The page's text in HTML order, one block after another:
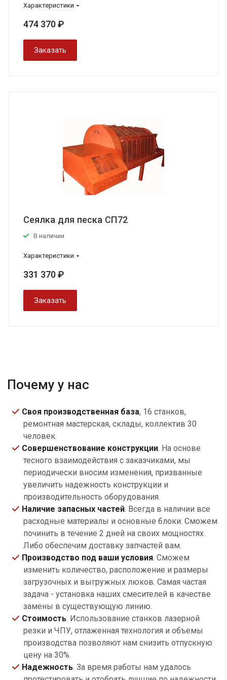
Характеристики
474 370 ₽
Заказать
Сеялка для песка СП72
В наличии
Характеристики
331 370 ₽
Заказать
Почему у нас
Своя производственная база, 16 станков,
ремонтная мастерская, склады, коллектив 30
человек.
Совершенствование конструкции. На основе
тесного взаимодействия с заказчиками, мы
периодически вносим изменения, призванные
увеличить надежность конструкции и
производительность оборудования.
Наличие запасных частей. Всегда в наличии все
расходные материалы и основные блоки. Сможем
починить в течение 2 дней на своих мощностях.
Либо обеспечим доставку запчастей вам.
Производство под ваши условия. Сможем
изменить количество, расположение и размеры
загрузочных и выгружных люков. Самая частая
задача - установка наших смесителей в качестве
замены в существующую линию.
Стоимость. Использование станков лазерной
резки и ЧПУ, отлаженная технология и объемы
производства позволяют нам снизить отпускную
цену на 30%.
Надежность. За время работы нам удалось